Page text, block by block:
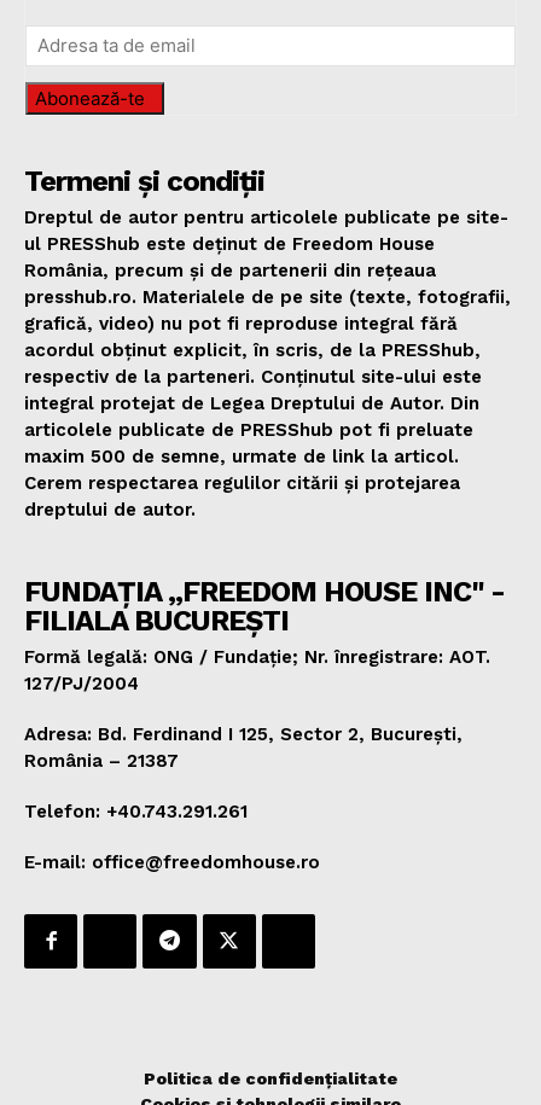
Abonează-te
Termeni și condiții
Dreptul de autor pentru articolele publicate pe site-
ul PRESShub este deținut de Freedom House
România, precum și de partenerii din rețeaua
presshub.ro. Materialele de pe site (texte, fotografii,
grafică, video) nu pot fi reproduse integral fără
acordul obținut explicit, în scris, de la PRESShub,
respectiv de la parteneri. Conținutul site-ului este
integral protejat de Legea Dreptului de Autor. Din
articolele publicate de PRESShub pot fi preluate
maxim 500 de semne, urmate de link la articol.
Cerem respectarea regulilor citării și protejarea
dreptului de autor.
FUNDAȚIA „FREEDOM HOUSE INC" -
FILIALA BUCUREȘTI
Formă legală: ONG / Fundație; Nr. înregistrare: AOT.
127/PJ/2004
Adresa: Bd. Ferdinand I 125, Sector 2, București,
România – 21387
Telefon: +40.743.291.261
E-mail: office@freedomhouse.ro
Politica de confidențialitate